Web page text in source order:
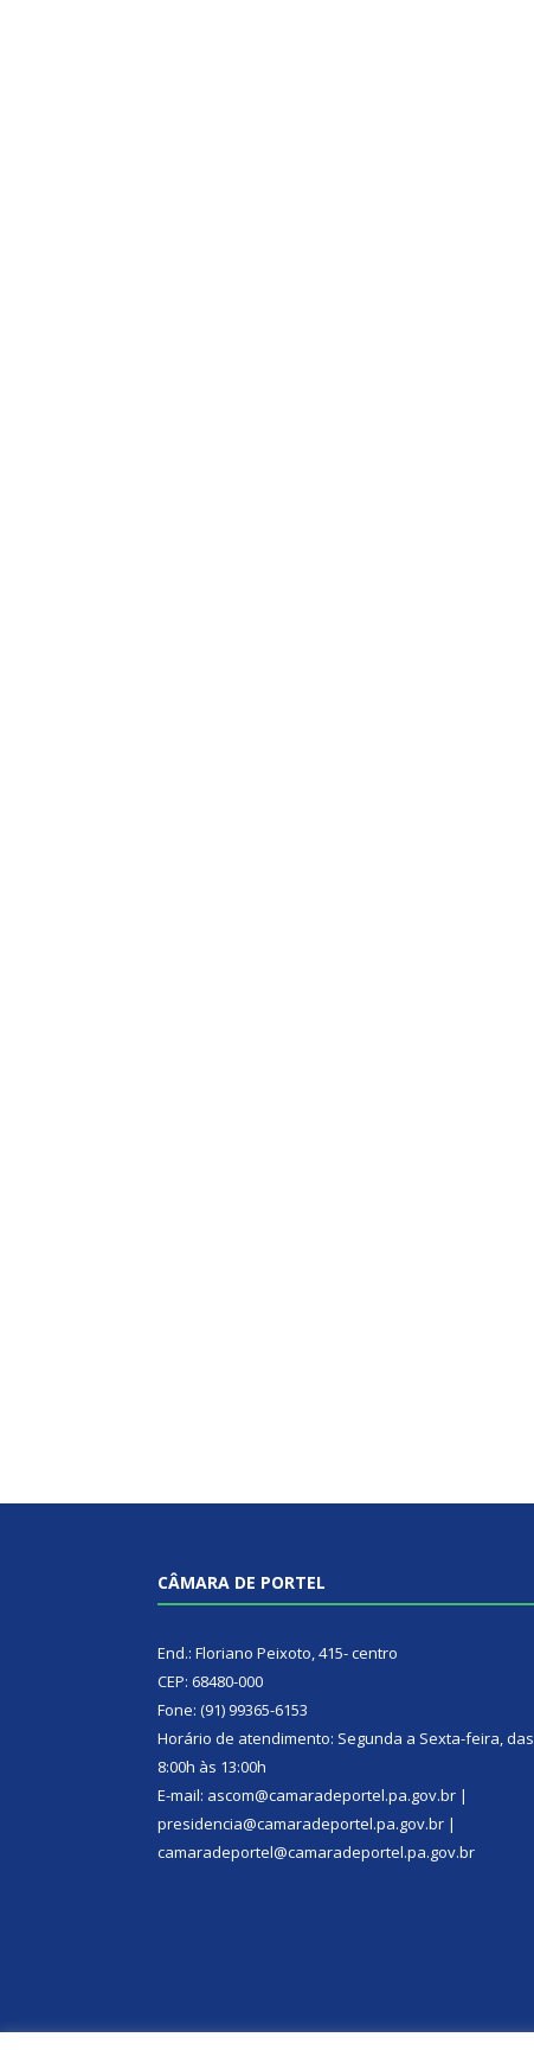
CÂMARA DE PORTEL
End.: Floriano Peixoto, 415- centro
CEP: 68480-000
Fone: (91) 99365-6153
Horário de atendimento: Segunda a Sexta-feira, das
8:00h às 13:00h
E-mail: ascom@camaradeportel.pa.gov.br |
presidencia@camaradeportel.pa.gov.br |
camaradeportel@camaradeportel.pa.gov.br